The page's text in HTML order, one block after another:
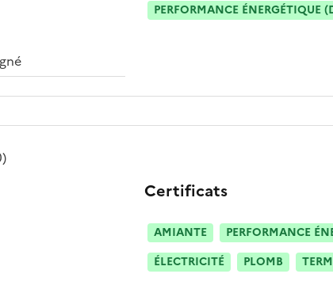
PERFORMANCE ÉNERGÉTIQUE
Certificats
AMIANTE
PERFORMANCE
ÉLECTRICITÉ
PLOMB